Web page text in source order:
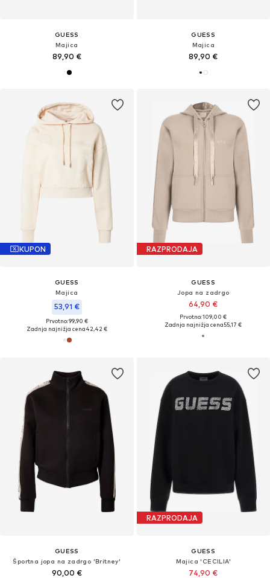
GUESS
Majica
89,90 €
GUESS
Majica
89,90 €
KUPON
GUESS
Majica
53,91 €
Prvotno: 99,90 €
Zadnja najnižja cena42,42 €
RAZPRODAJA
GUESS
Jopa na zadrgo
64,90 €
Prvotno: 109,00 €
Zadnja najnižja cena55,17 €
GUESS
Športna jopa na zadrgo 'Britney'
90,00 €
RAZPRODAJA
GUESS
Majica 'CECILIA'
74,90 €